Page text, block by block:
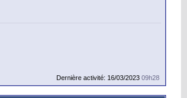
Dernière activité: 16/03/2023 09h28